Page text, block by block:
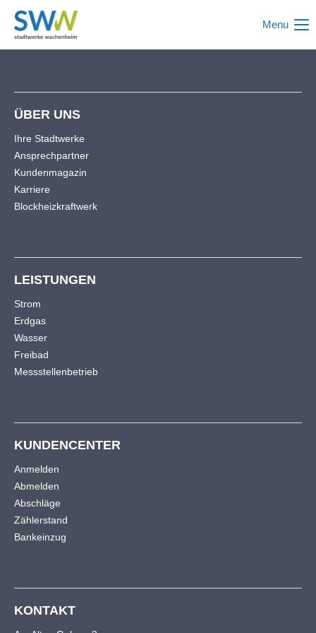
Login
Anmelden
24h
Mon - Fri 8:00am - 5:00pm
Get in touch
Cybersteel Inc.
376-293 City Road, Suite 600
San Francisco, CA 94102
+44 1234 567 890
Menu
ÜBER UNS
Ihre Stadtwerke
Ansprechpartner
Kundenmagazin
Karriere
Blockheizkraftwerk
LEISTUNGEN
Strom
Erdgas
Wasser
Freibad
Messstellenbetrieb
KUNDENCENTER
Anmelden
Abmelden
Abschläge
Zählerstand
Bankeinzug
KONTAKT